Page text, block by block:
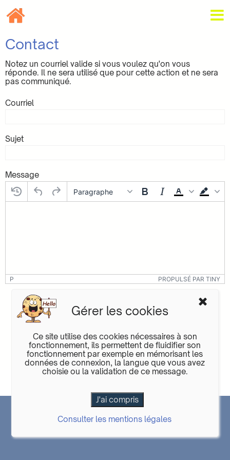
Contact
Notez un courriel valide si vous voulez qu'on vous
réponde. Il ne sera utilisé que pour cette action et ne sera
pas communiqué.
Courriel
Sujet
Message
Paragraphe
P PROPULSÉ PAR TINY
Envoyer
DOCUMENTATION|GIT
Gérer les cookies
Ce site utilise des cookies nécessaires à son
fonctionnement, ils permettent de fluidifier son
fonctionnement par exemple en mémorisant les
données de connexion, la langue que vous avez
choisie ou la validation de ce message.
Consulter les mentions légales